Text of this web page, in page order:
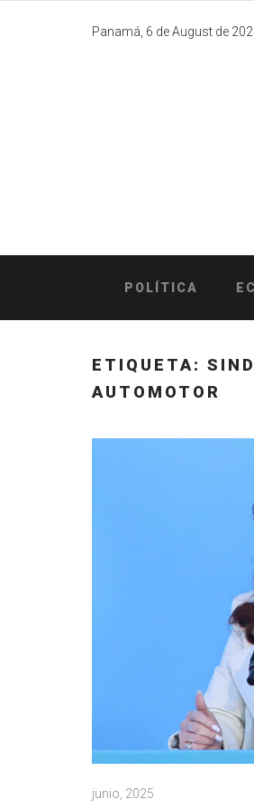
Panamá, 6 de August de
POLÍTICA
ETIQUETA:
AUTOMOTOR
junio, 2025